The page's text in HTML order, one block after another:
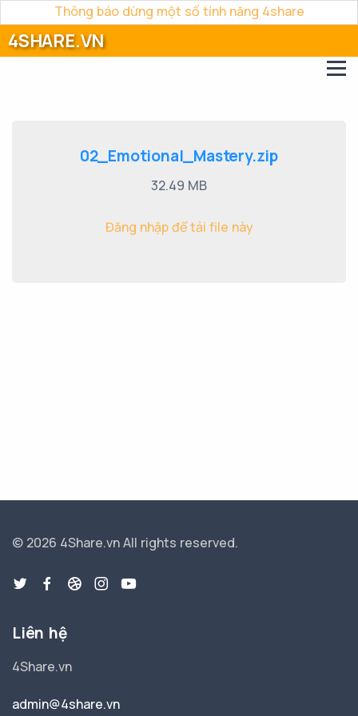
Thông báo dừng một số tính năng 4share
4SHARE.VN
02_Emotional_Mastery.zip
32.49 MB
Đăng nhập để tải file này
© 2026 4Share.vnAll rights reserved.
Liên hệ
4Share.vn
admin@4share.vn